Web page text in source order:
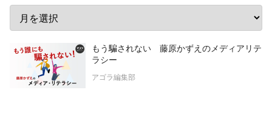
もう騙されない 藤原かずえのメディアリテ
ラシー
アゴラ編集部